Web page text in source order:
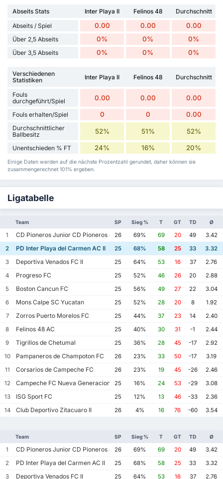
Abseits Stats Inter Playa II Felinos 48
Durchschnitt
Abseits / Spiel
0.00 0.00 0.00
Über 2,5 Abseits 0% 0% 0%
Über 3,5 Abseits 0% 0% 0%
Verschiedenen
Statistiken
Inter Playa II Felinos 48 Durchschnitt
Fouls
durchgeführt/Spiel
0.00 0.00 0.00
Fouls erhalten/Spiel 0 0 0.00
Durchschnittlicher
Ballbesitz
52% 51% 52%
Unentschieden % FT 24% 16% 20%
Einige Daten werden auf die nächste Prozentzahl gerundet, daher können sie
zusammengerechnet 101% ergeben.
Ligatabelle
Team SP Sieg % T GT TD Ø
1 CD Pioneros Junior CD Pioneros de Cancun II
26 69% 69 20 49
3.42
2
PD Inter Playa del Carmen AC II 25 68% 58 25 33
3.32
3
Deportiva Venados FC II 25 64% 53 16 37
2.76
4
Progreso FC 25 52% 46 26 20
2.88
5
Boston Cancun FC 25 56% 49 27 22
3.04
6
Mons Calpe SC Yucatan 25 52% 28 20 8
1.92
7
Zorros Puerto Morelos FC 25 44% 37 23 14
2.40
8
Felinos 48 AC 25 40% 30 31 -1
2.44
9
Tigrillos de Chetumal 25 36% 28 45 -17
2.92
10
Pampaneros de Champoton FC 26 23% 33 50 -17
3.19
11
Corsarios de Campeche FC 26 23% 19 45 -26
2.46
12
Campeche FC Nueva Generacion 25 16% 24 53 -29
3.08
13
ISG Sport FC 25 12% 13 46 -33
2.36
14
Club Deportivo Zitacuaro II 26 4% 16 76 -60 3.54
Team SP Sieg % T GT TD Ø
1 CD Pioneros Junior CD Pioneros de Cancun II
26 69% 69 20 49
3.42
2
PD Inter Playa del Carmen AC II 25 68% 58 25 33
3.32
3
Deportiva Venados FC II 25 64% 53 16 37
2.76